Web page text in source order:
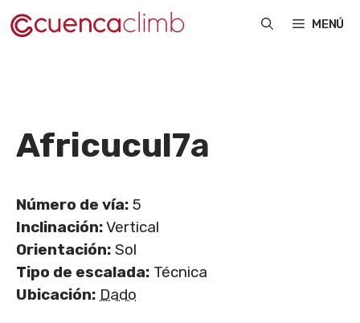
Saltar
al
MENÚ
Africucul7a
Número de vía: 5
Inclinación:Vertical
Orientación: Sol
Tipo de escalada: Técnica
Ubicación: Dado